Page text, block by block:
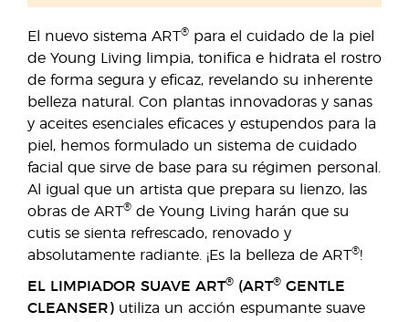
El nuevo sistema ART® para el cuidado de la piel
de Young Living limpia, tonifica e hidrata el rostro
de forma segura y eficaz, revelando su inherente
belleza natural. Con plantas innovadoras y sanas
y aceites esenciales eficaces y estupendos para la
piel, hemos formulado un sistema de cuidado
facial que sirve de base para su régimen personal.
Al igual que un artista que prepara su lienzo, las
obras de ART® de Young Living harán que su
cutis se sienta refrescado, renovado y
absolutamente radiante. ¡Es la belleza de ART®!
EL LIMPIADOR SUAVE ART® (ART® GENTLE
CLEANSER) utiliza un acción espumante suave